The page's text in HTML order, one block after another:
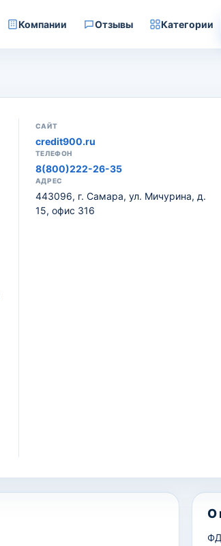
Компании Отзывы Категории
САЙТ
credit900.ru
ТЕЛЕФОН
8(800)222-26-35
АДРЕС
443096, г. Самара, ул. Мичурина, д.
15, офис 316
О